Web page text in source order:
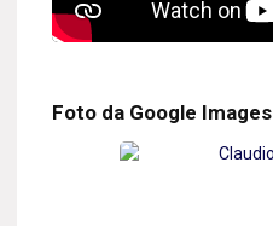
Foto da Google Images